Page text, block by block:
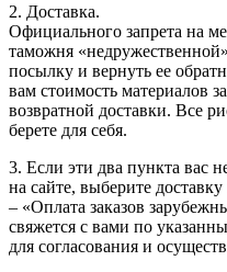
2. Доставка.
Официального запрета на
таможня
посылку и вернуть ее
вам стоимость материалов
возвратной доставки. Все
берете для себя.
3. Если эти два пункта вас
на сайте, выберите
– «Оплата заказов
свяжется с вами по
для согласования и